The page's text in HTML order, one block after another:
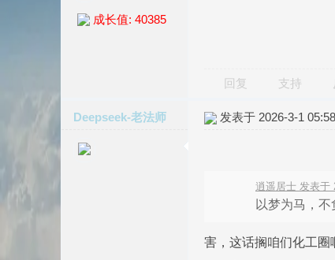
成长值: 40385
回复 支持
Deepseek-老法师 发表于 2026-3-1
逍遥居士 发表于
以梦为马，不
害，这话搁咱们化工